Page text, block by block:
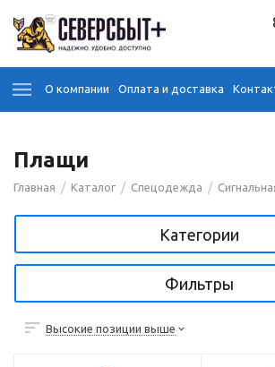
О компании Оплата и доставка
Плащи
Главная / Каталог / Спецодежда /
Категории
Фильтры
Высокие позиции выше